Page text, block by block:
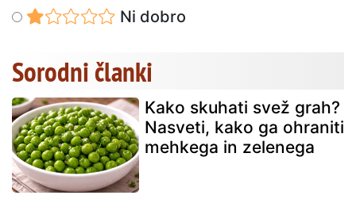
Ni dobro
Sorodni članki
Kako skuhati svež grah?
Nasveti, kako ga ohraniti
mehkega in zelenega